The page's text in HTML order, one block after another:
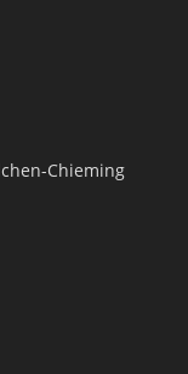
Chieming